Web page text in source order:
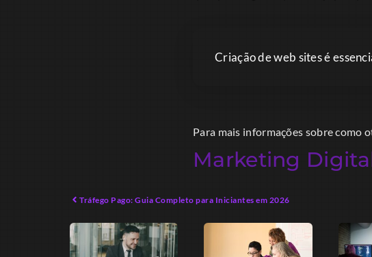
Criação de web sites é
Para mais informações sobre como
Marketing
Tráfego Pago: Guia Completo para Iniciantes em 2026